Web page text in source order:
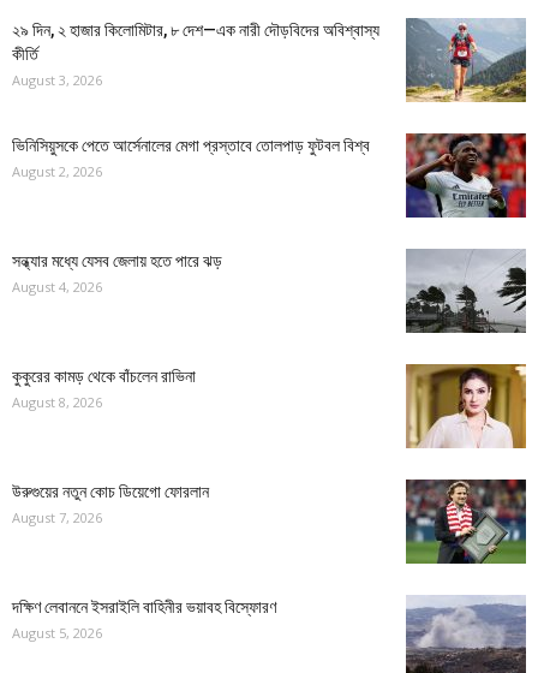
২৯ দিন, ২ হাজার কিলোমিটার, ৮ দেশ—এক নারী দৌড়বিদের অবিশ্বাস্য
কীর্তি
August 3, 2026
ভিনিসিয়ুসকে পেতে আর্সেনালের মেগা প্রস্তাবে তোলপাড় ফুটবল বিশ্ব
August 2, 2026
সন্ধ্যার মধ্যে যেসব জেলায় হতে পারে ঝড়
August 4, 2026
কুকুরের কামড় থেকে বাঁচলেন রাভিনা
August 8, 2026
উরুগুয়ের নতুন কোচ ডিয়েগো ফোরলান
August 7, 2026
দক্ষিণ লেবাননে ইসরাইলি বাহিনীর ভয়াবহ বিস্ফোরণ
August 5, 2026